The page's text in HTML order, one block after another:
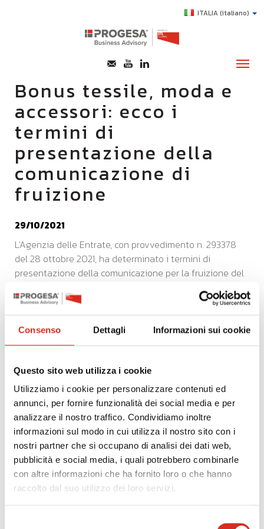
Consenso Dettagli Informazioni sui cookie
Questo sito web utilizza i cookie
Utilizziamo i cookie per personalizzare contenuti ed
annunci, per fornire funzionalità dei social media e per
analizzare il nostro traffico. Condividiamo inoltre
informazioni sul modo in cui utilizza il nostro sito con i
nostri partner che si occupano di analisi dei dati web,
pubblicità e social media, i quali potrebbero combinarle
con altre informazioni che ha fornito loro o che hanno
raccolto dal suo utilizzo dei loro servizi.
ITALIA(italiano)
CHI SIAMO
SERVIZI
TOPICS
HIGHLIGHTS
E-LEARNING
SUCCESS STORY
CONTATTI
Bonus tessile, moda e
accessori: ecco i
termini di
presentazione della
comunicazione di
fruizione
29/10/2021
L'Agenzia delle Entrate, con provvedimento n. 293378
del 28 ottobre 2021, ha determinato i termini di
presentazione della comunicazione per la fruizione del
nel settore tessile, della moda e degli accessori.
La comunicazione può essere trasmessa:
- dal 29 ottobre 2021 al 22 novembre 2021, con
entrata in vigore delle disposizioni di cui al D.P.C.M. 9
marzo 2020;
- dal 10 maggio 2022 al 10 giugno 2022, con riferimento
al periodo d’imposta in corso al 31 dicembre 2021.
Per la fruizione del credito, tuttavia, bisognerà
attendere la decisione di autorizzazione della misura
da parte della Commissione Europea.